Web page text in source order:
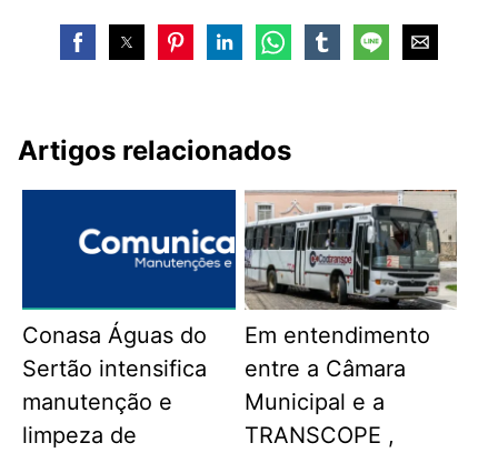
Artigos relacionados
Conasa Águas do
Sertão intensifica
manutenção e
limpeza de
Em entendimento
entre a Câmara
Municipal e a
TRANSCOPE ,